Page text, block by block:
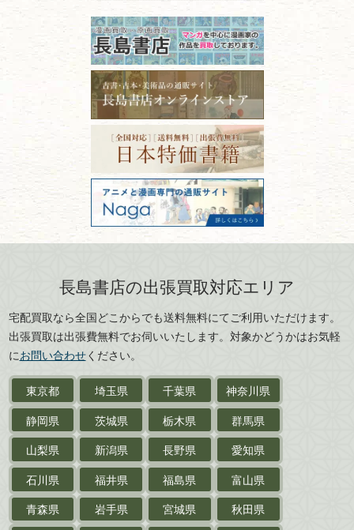
書道
拓本・法帖・碑帖
篆刻・印譜
書道具
美術書・アート本・
デザイン本
カメラ・撮影術
版画・リトグラフ・
刀剣・鎧・甲冑
武道書・武術書
近代文学・
サイン色紙
作家草稿・原稿・肉筆物
探偵小説・推理小説
乗物
鉄道・
電車・バス
因！適切な管理で長持ちさせ
るコツ
古本は汚れていると買取でき
ない？適切な保管方法とクリ
ーニング！
ISBNコードとは？書籍の識別
番号の意味と役割を解説
価値ある古書を売るポイント
と注意点
長野県
愛知県
石川県
福井県
福島県
富山県
青森県
岩手県
宮城県
秋田県
山形県
岐阜県
三重県
滋賀県
京都府
大阪府
兵庫県
奈良県
島根県
岡山県
徳島県
香川県
愛媛県
古本買取専門店 長島書店
〒101-0051
東京都千代田区神田神保町2-5-1
フリーダイヤル：0120-414-548
電話：03-3512-8115
FAX：03-3512-8116
古物商許可：東京都公安委員会 第
301028901712号
古物商名称：有限会社長島書店
長島書店の出張買取対応エリア
宅配買取なら全国どこからでも送料無料にてご利用いただけます。
出張買取は出張費無料でお伺いいたします。対象かどうかはお気軽
にお問い合わせください。
東京都 埼玉県 千葉県
神奈川県
静岡県
茨城県 栃木県
群馬県
山梨県
新潟県 長野県
愛知県
石川県
福井県 福島県
富山県
青森県
岩手県 宮城県
秋田県